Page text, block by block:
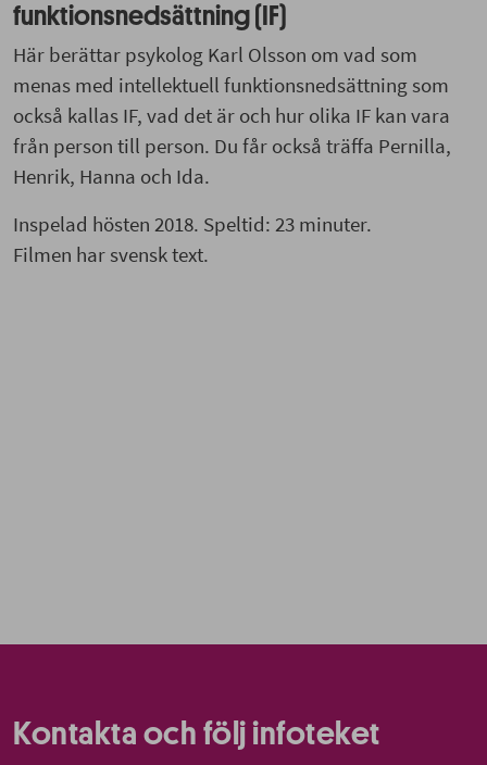
funktionsnedsättning (IF)
Här berättar psykolog Karl Olsson om vad som
menas med intellektuell funktionsnedsättning som
också kallas IF, vad det är och hur olika IF kan vara
från person till person. Du får också träffa Pernilla,
Henrik, Hanna och Ida.
Inspelad hösten 2018. Speltid: 23 minuter.
Filmen har svensk text.
Kontakta och följ infoteket